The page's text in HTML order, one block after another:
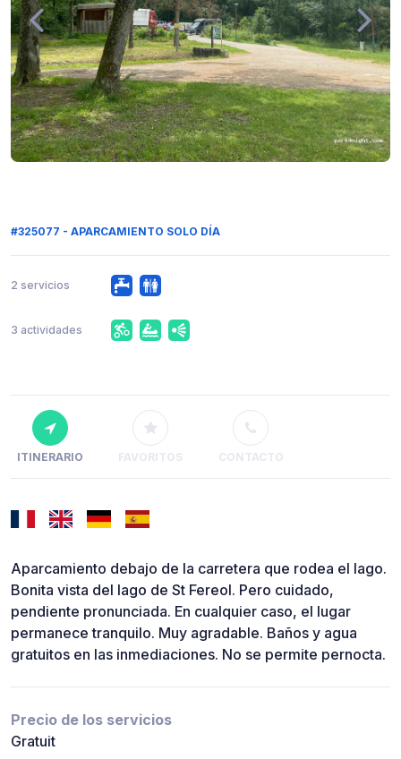
#325077 - APARCAMIENTO SOLO DÍA
2 servicios
3 actividades
ITINERARIO FAVORITOS CONTACTO
Aparcamiento debajo de la carretera que rodea el lago.
Bonita vista del lago de St Fereol. Pero cuidado,
pendiente pronunciada. En cualquier caso, el lugar
permanece tranquilo. Muy agradable. Baños y agua
gratuitos en las inmediaciones. No se permite pernocta.
Precio de los servicios
Gratuit